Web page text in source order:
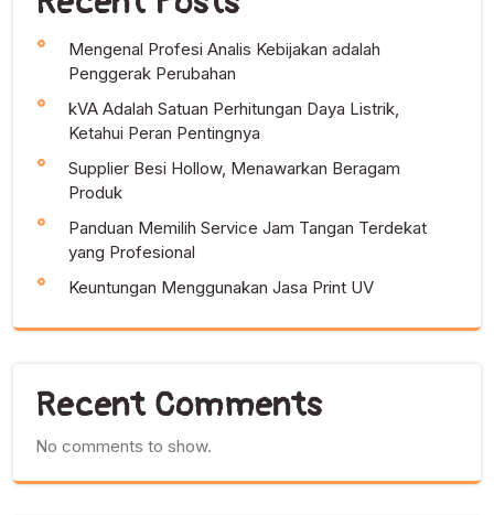
Mengenal Profesi Analis Kebijakan adalah
Penggerak Perubahan
kVA Adalah Satuan Perhitungan Daya Listrik,
Ketahui Peran Pentingnya
Supplier Besi Hollow, Menawarkan Beragam
Produk
Panduan Memilih Service Jam Tangan Terdekat
yang Profesional
Keuntungan Menggunakan Jasa Print UV
Recent Comments
No comments to show.